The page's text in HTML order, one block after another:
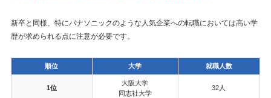
新卒と同様、特にパナソニックのような人気企業への転職においては高い学
歴が求められる点に注意が必要です。
順位 大学 就職人数
1位
大阪大学
同志社大学
32人